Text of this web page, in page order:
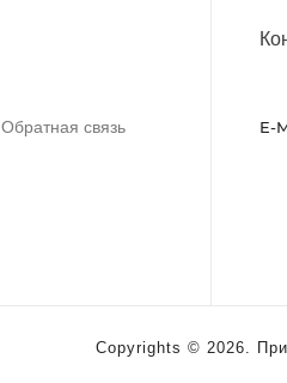
Обратная связь E-
Copyrights © 2026. При